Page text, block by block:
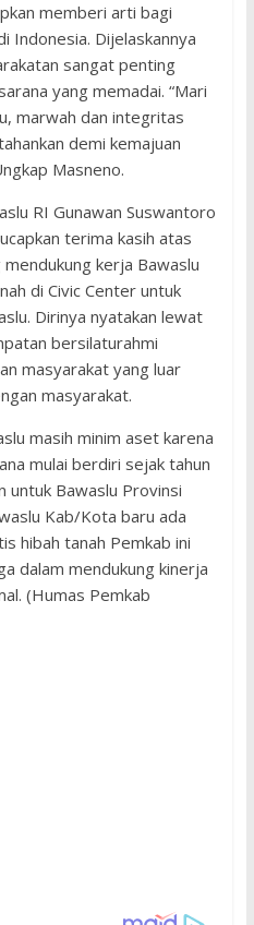
memberi arti bagi
Indonesia. Dijelaskannya
sangat penting
yang memadai. “Mari
marwah dan integritas
demi kemajuan
Masneno.
RI Gunawan Suswantoro
terima kasih atas
kerja Bawaslu
di Civic Center untuk
Dirinya nyatakan lewat
bersilaturahmi
masyarakat yang luar
masyarakat.
masih minim aset karena
mulai berdiri sejak tahun
untuk Bawaslu Provinsi
Kab/Kota baru ada
hibah tanah Pemkab ini
dalam mendukung kinerja
(Humas Pemkab